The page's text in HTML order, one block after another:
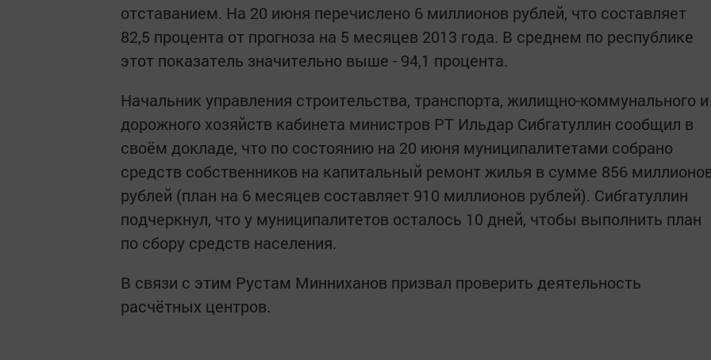
отставанием. На 20 июня перечислено 6 миллионов рублей, что составляет
82,5 процента от прогноза на 5 месяцев 2013 года. В среднем по республике
этот показатель значительно выше - 94,1 процента.
Начальник управления строительства, транспорта, жилищно-коммунального и
дорожного хозяйств кабинета министров РТ Ильдар Сибгатуллин сообщил в
своём докладе, что по состоянию на 20 июня муниципалитетами собрано
средств собственников на капитальный ремонт жилья в сумме 856
рублей (план на 6 месяцев составляет 910 миллионов рублей). Сибгатуллин
подчеркнул, что у муниципалитетов осталось 10 дней, чтобы выполнить план
по сбору средств населения.
В связи с этим Рустам Минниханов призвал проверить деятельность
расчётных центров.